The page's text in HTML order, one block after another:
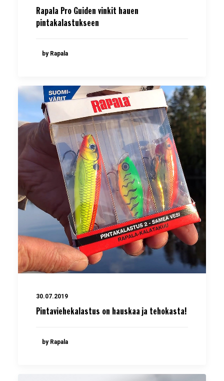
Rapala Pro Guiden vinkit hauen
pintakalastukseen
by Rapala
30.07.2019
Pintaviehekalastus on hauskaa ja tehokasta!
by Rapala